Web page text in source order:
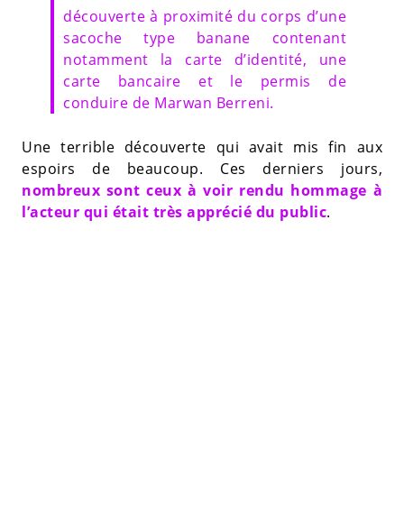
découverte à proximité du corps d’une
sacoche type banane contenant
notamment la carte d’identité, une
carte bancaire et le permis de
conduire de Marwan Berreni.
Une terrible découverte qui avait mis fin aux
espoirs de beaucoup. Ces derniers jours,
nombreux sont ceux à voir rendu hommage à
l’acteur qui était très apprécié du public.